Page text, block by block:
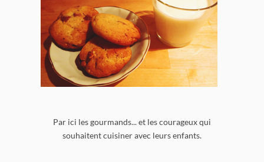
Par ici les gourmands... et les courageux qui
souhaitent cuisiner avec leurs enfants.